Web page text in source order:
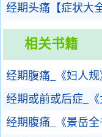
经期头痛【症状大全
相关书籍
经期腹痛_《妇人规
经期或前或后症_《
经期腹痛_《景岳全